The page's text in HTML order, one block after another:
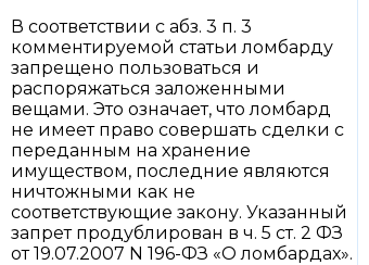
В соответствии с абз. 3 п. 3
комментируемой статьи ломбарду
запрещено пользоваться и
распоряжаться заложенными
вещами. Это означает, что ломбард
не имеет право совершать сделки с
переданным на хранение
имуществом, последние являются
ничтожными как не
соответствующие закону. Указанный
запрет продублирован в ч. 5 ст. 2 ФЗ
от 19.07.2007 N 196-ФЗ «О ломбардах».